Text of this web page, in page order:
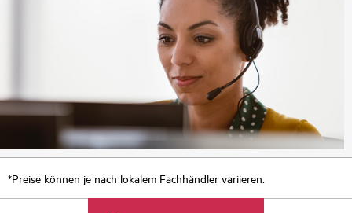
*Preise können je nach lokalem Fachhändler variieren.